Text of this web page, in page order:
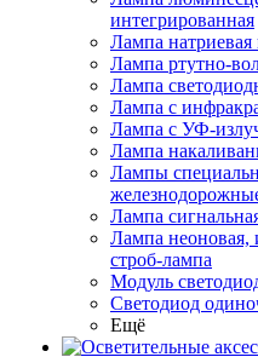
интегрированная
Лампа натриевая
Лампа ртутно-
Лампа
Лампа с
Лампа с УФ-
Лампа
Лампы
Лампа
Лампа
строб-лампа
Модуль
Светодиод
Ещё